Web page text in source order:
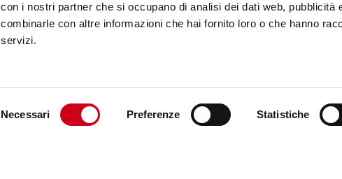
con i nostri partner che si occupano di analisi dei dati web, pubblicità
combinarle con altre informazioni che hai fornito loro o che hanno
servizi.
Necessari Preferenze Statistiche
Customer care